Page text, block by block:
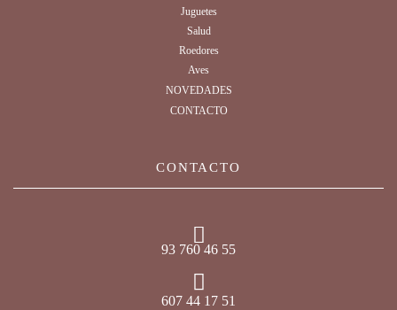
Juguetes
Salud
Roedores
Aves
NOVEDADES
CONTACTO
CONTACTO
93 760 46 55
607 44 17 51